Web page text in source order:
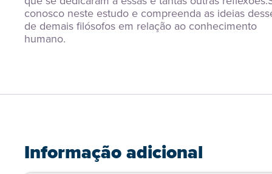
conosco neste estudo e compreenda as ideias
de demais filósofos em relação ao conhecimento
humano.
Informação adicional